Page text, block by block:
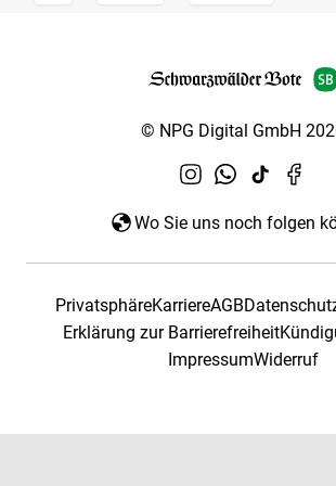
© NPG Digital GmbH
Wo Sie uns noch folgen
PrivatsphäreKarriereAGB
Erklärung zur Barrierefreiheit
ImpressumWiderruf